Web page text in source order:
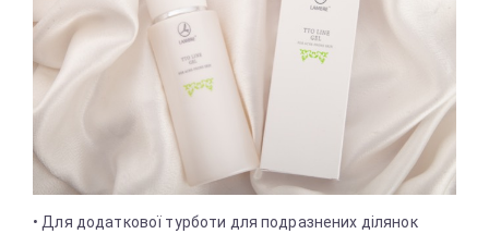
• Для додаткової турботи для подразнених ділянок